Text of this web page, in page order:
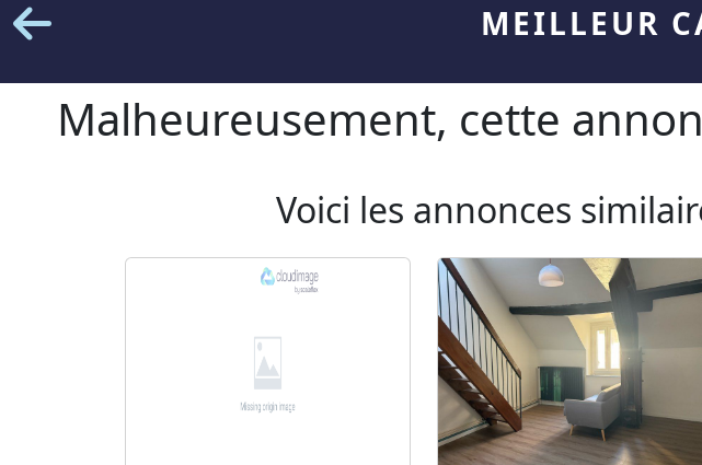
MEILLEUR
Malheureusement, cette
Voici les annonces